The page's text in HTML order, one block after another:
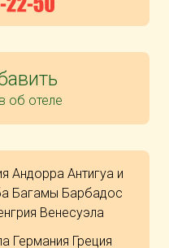
об отеле
Андорра Антигуа и
Багамы Барбадос
Венесуэла
Германия Греция